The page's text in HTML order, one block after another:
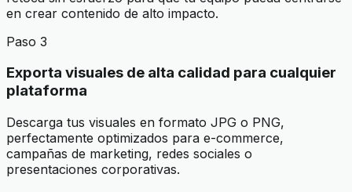
en crear contenido de alto impacto.
Paso 3
Exporta visuales de alta calidad para cualquier
plataforma
Descarga tus visuales en formato JPG o PNG,
perfectamente optimizados para e-commerce,
campañas de marketing, redes sociales o
presentaciones corporativas.